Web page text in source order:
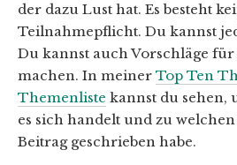
der dazu Lust hat. Es besteht
Teilnahmepflicht. Du kannst
Du kannst auch Vorschläge
machen. In meiner Top Ten
Themenliste kannst du sehen,
es sich handelt und zu
Beitrag geschrieben habe.